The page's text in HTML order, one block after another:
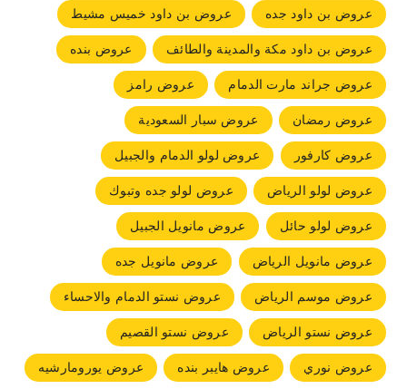
عروض بن داود جده
عروض بن داود خميس مشيط
عروض بن داود مكة والمدينة والطائف
عروض بنده
عروض جراند مارت الدمام
عروض رامز
عروض رمضان
عروض سبار السعودية
عروض كارفور
عروض لولو الدمام والجبيل
عروض لولو الرياض
عروض لولو جده وتبوك
عروض لولو حائل
عروض مانويل الجبيل
عروض مانويل الرياض
عروض مانويل جده
عروض موسم الرياض
عروض نستو الدمام والاحساء
عروض نستو الرياض
عروض نستو القصيم
عروض نوري
عروض هايبر بنده عروض يورومارشيه